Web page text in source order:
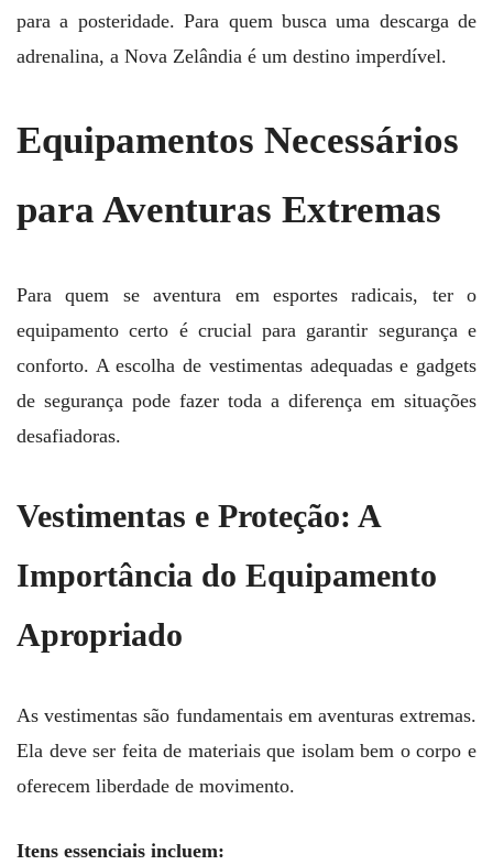
para a posteridade. Para quem busca uma descarga de
adrenalina, a Nova Zelândia é um destino imperdível.
Equipamentos Necessários
para Aventuras Extremas
Para quem se aventura em esportes radicais, ter o
equipamento certo é crucial para garantir segurança e
conforto. A escolha de vestimentas adequadas e gadgets
de segurança pode fazer toda a diferença em situações
desafiadoras.
Vestimentas e Proteção: A
Importância do Equipamento
Apropriado
As vestimentas são fundamentais em aventuras extremas.
Ela deve ser feita de materiais que isolam bem o corpo e
oferecem liberdade de movimento.
Itens essenciais incluem: